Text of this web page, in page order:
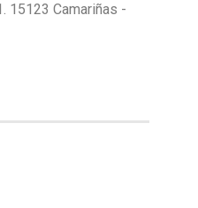
15123 Camariñas -